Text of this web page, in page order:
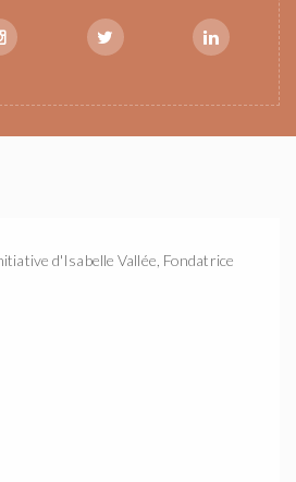
d'Isabelle Vallée, Fondatrice